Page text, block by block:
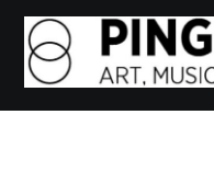
Skip
content